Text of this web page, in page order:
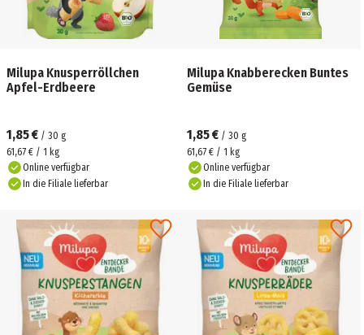
Milupa Knusperröllchen
Apfel-Erdbeere
1,85 € / 30 g
61,67 € / 1 kg
Online verfügbar
In die Filiale lieferbar
Milupa Knabberecken Buntes
Gemüse
1,85 € / 30 g
61,67 € / 1 kg
Online verfügbar
In die Filiale lieferbar